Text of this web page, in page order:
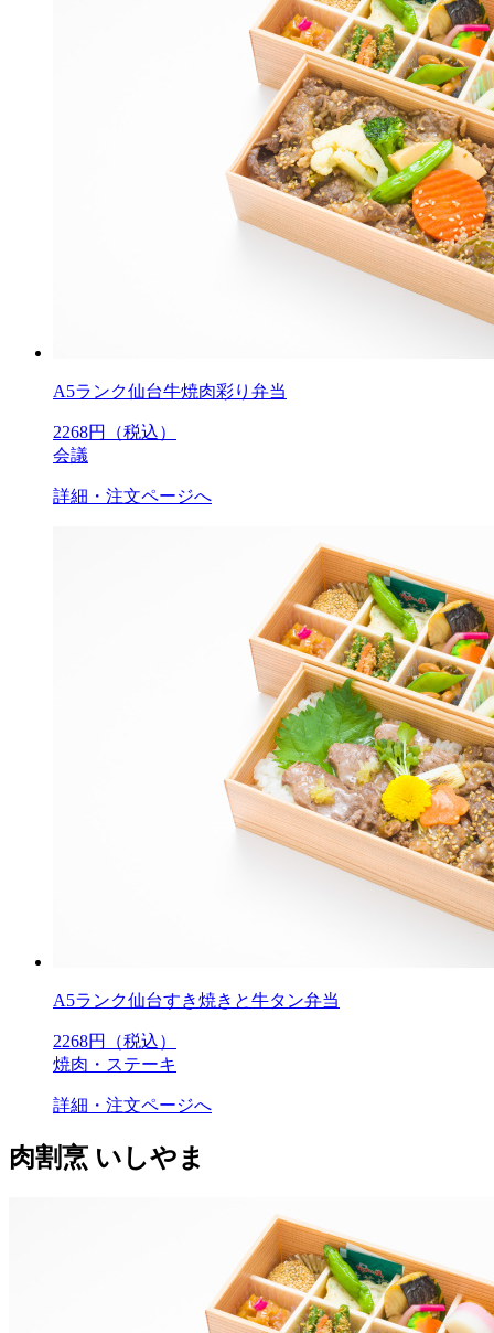
A5ランク仙台牛焼肉彩り弁当
2268円（税込）
会議
詳細・注文ページへ
A5ランク仙台すき焼きと牛タン弁当
2268円（税込）
焼肉・ステーキ
詳細・注文ページへ
肉割烹 いしやま